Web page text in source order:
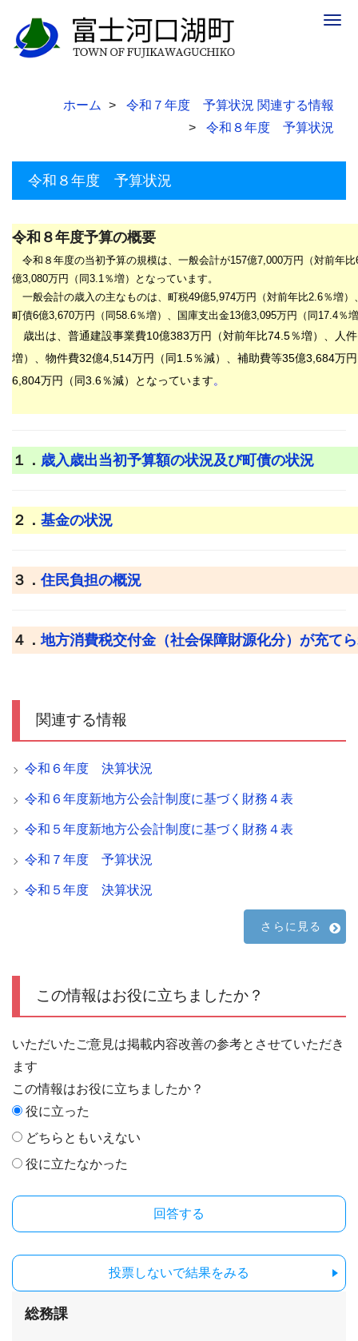
ホーム
令和７年度 予算状況 関連する情報
令和８年度 予算状況
令和８年度 予算状況
令和８年度予算の概要
令和８年度の当初予算の規模は、一般会計が157億7,000万円（対前年比
億3,080万円 （同3.1％増）となっています。
一般会計の歳入の主なものは、町税49億5,974万円（対前年比2.6％増）
町債6億3,670万円（同58.6％増）、国庫支出金13億3,095万円（同17.4％
歳出は、普通建設事業費10億383万円（対前年比74 .5％増）、人
増）、物件費32億4,514万円（同1 .5％減）、補助費等35億3,684万
6,804万円（同3 .6％減）となっています。
１． 歳入歳出当初予算額の状況及び町債の状況
２． 基金の状況
３．住民負担の概況
４．地方消費税交付金（社会保障財源化分）が充て
関連する情報
令和６年度 決算状況
令和６年度新地方公会計制度に基づく財務４表
令和５年度新地方公会計制度に基づく財務４表
令和７年度 予算状況
令和５年度 決算状況
さらに見る
この情報はお役に立ちましたか？
いただいたご意見は掲載内容改善の参考とさせていただき
ます
この情報はお役に立ちましたか？
役に立った
どちらともいえない
役に立たなかった
投票しないで結果をみる
総務課